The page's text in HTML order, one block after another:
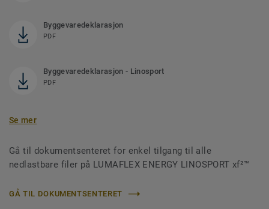
Byggevaredeklarasjon
PDF
Byggevaredeklarasjon - Linosport
PDF
Se mer
Gå til dokumentsenteret for enkel tilgang til alle
nedlastbare filer på LUMAFLEX ENERGY LINOSPORT xf²™
GÅ TIL DOKUMENTSENTERET